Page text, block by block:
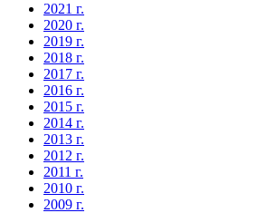
2021 г.
2020 г.
2019 г.
2018 г.
2017 г.
2016 г.
2015 г.
2014 г.
2013 г.
2012 г.
2011 г.
2010 г.
2009 г.